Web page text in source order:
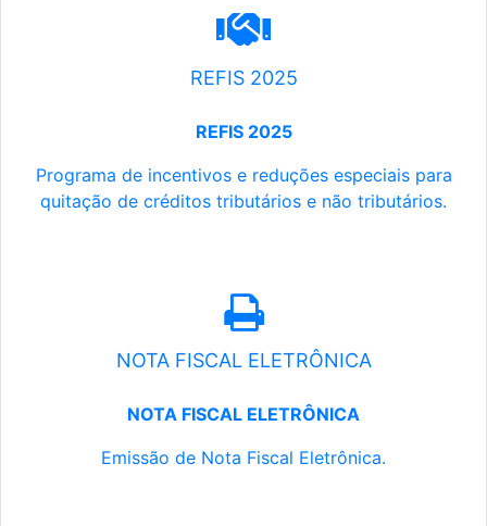
REFIS 2025
REFIS 2025
Programa de incentivos e reduções especiais para
quitação de créditos tributários e não tributários.
NOTA FISCAL ELETRÔNICA
NOTA FISCAL ELETRÔNICA
Emissão de Nota Fiscal Eletrônica.